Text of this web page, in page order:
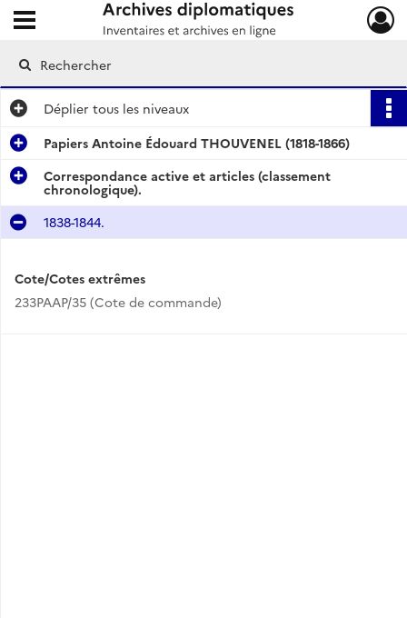
Archives diplomatiques
Ouvrir le menu déroulant
Déplier tous les niveaux
Papiers Antoine Édouard THOUVENEL (1818-1866)
Correspondance active et articles (classement
chronologique).
1838-1844.
Cote/Cotes extrêmes
233PAAP/35 (Cote de commande)